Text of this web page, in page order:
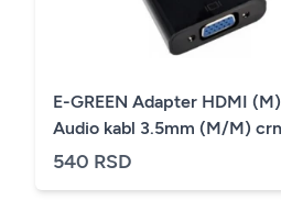
E-GREEN Adapter HDMI
Audio kabl 3.5mm (M/M)
540 RSD